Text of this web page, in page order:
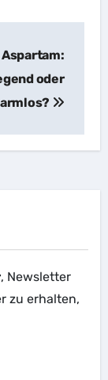
Aspartam:
oder
, Newsletter
zu erhalten,